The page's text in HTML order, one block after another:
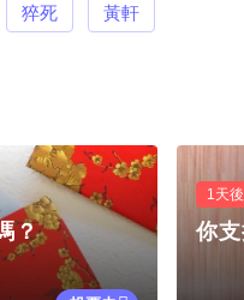
猝死 黃軒
？
1天
你